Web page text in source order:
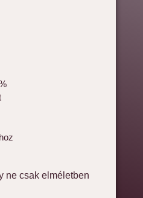
ne csak elméletben